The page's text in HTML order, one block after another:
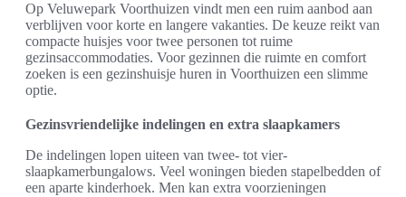
Op Veluwepark Voorthuizen vindt men een ruim aanbod aan
verblijven voor korte en langere vakanties. De keuze reikt van
compacte huisjes voor twee personen tot ruime
gezinsaccommodaties. Voor gezinnen die ruimte en comfort
zoeken is een gezinshuisje huren in Voorthuizen een slimme
optie.
Gezinsvriendelijke indelingen en extra slaapkamers
De indelingen lopen uiteen van twee- tot vier-
slaapkamerbungalows. Veel woningen bieden stapelbedden of
een aparte kinderhoek. Men kan extra voorzieningen